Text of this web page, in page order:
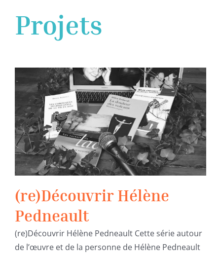
Projets
(re)Découvrir Hélène
Pedneault
(re)Découvrir Hélène
Pedneault
(re)Découvrir Hélène Pedneault Cette série autour
de l’œuvre et de la personne de Hélène Pedneault